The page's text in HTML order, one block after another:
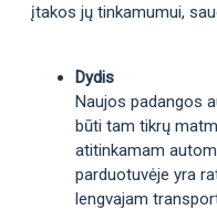
įtakos jų tinkamumui,
Dydis
Naujos padangos
būti tam tikrų
atitinkamam
parduotuvėje yra
lengvajam